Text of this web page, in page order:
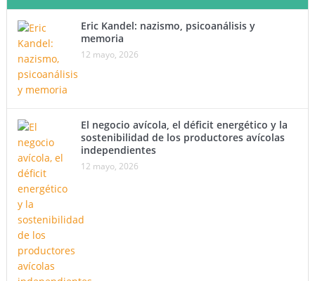
Eric Kandel: nazismo, psicoanálisis y
memoria
12 mayo, 2026
El negocio avícola, el déficit energético y la
sostenibilidad de los productores avícolas
independientes
12 mayo, 2026